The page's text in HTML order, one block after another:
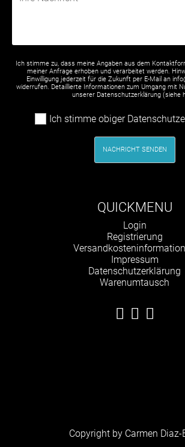
Ich stimme zu, dass meine Angaben aus dem
meiner Anfrage erhoben und verarbeitet werden.
Einwilligung jederzeit für die Zukunft per E-Mail an
widerrufen. Detaillierte Informationen zum Umgang mit
unserer Datenschutzerklärung (siehe
Ich stimme obiger
NACHRICHT SENDEN
QUICKMENU
Navigation
überspringen
Login
Registrierung
Impressum
Datenschutzerklärung
Warenumtausch
Copyright by Carmen Diaz-